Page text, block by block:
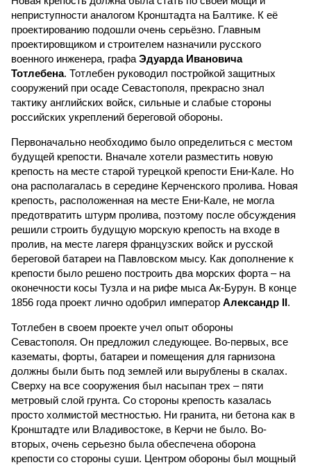
неприступности аналогом Кронштадта на Балтике. К её
проектированию подошли очень серьёзно. Главным
проектировщиком и строителем назначили русского
военного инженера, графа Эдуарда Ивановича
Тотлебена. Тотлебен руководил постройкой защитных
сооружений при осаде Севастополя, прекрасно знал
тактику английских войск, сильные и слабые стороны
российских укреплений береговой обороны.
Первоначально необходимо было определиться с местом
будущей крепости. Вначале хотели разместить новую
крепость на месте старой турецкой крепости Ени-Кале. Но
она располагалась в середине Керченского пролива. Новая
крепость, расположенная на месте Ени-Кале, не могла
предотвратить штурм пролива, поэтому после обсуждения
решили строить будущую морскую крепость на входе в
пролив, на месте лагеря французских войск и русской
береговой батареи на Павловском мысу. Как дополнение к
крепости было решено построить два морских форта – на
оконечности косы Тузла и на рифе мыса Ак-Бурун. В конце
1856 года проект лично одобрил император Александр II.
Тотлебен в своем проекте учел опыт обороны
Севастополя. Он предложил следующее. Во-первых, все
казематы, форты, батареи и помещения для гарнизона
должны были быть под землей или вырублены в скалах.
Сверху на все сооружения был насыпан трех – пяти
метровый слой грунта. Со стороны крепость казалась
просто холмистой местностью. Ни гранита, ни бетона как в
Кронштадте или Владивостоке, в Керчи не было. Во-
вторых, очень серьезно была обеспечена оборона
крепости со стороны суши. Центром обороны был мощный